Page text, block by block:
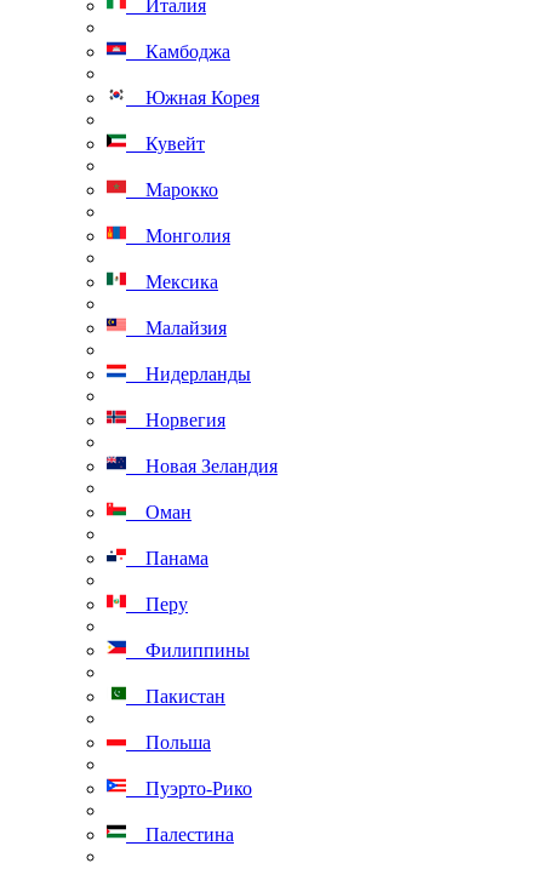
Италия
Камбоджа
Южная Корея
Кувейт
Марокко
Монголия
Мексика
Малайзия
Нидерланды
Норвегия
Новая Зеландия
Оман
Панама
Перу
Филиппины
Пакистан
Польша
Пуэрто-Рико
Палестина